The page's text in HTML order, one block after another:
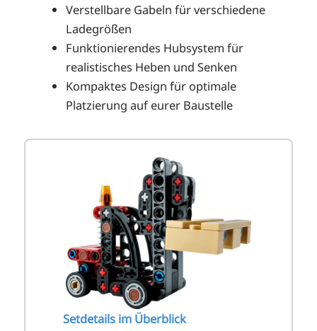
Verstellbare Gabeln für verschiedene
Ladegrößen
Funktionierendes Hubsystem für
realistisches Heben und Senken
Kompaktes Design für optimale
Platzierung auf eurer Baustelle
Setdetails im Überblick